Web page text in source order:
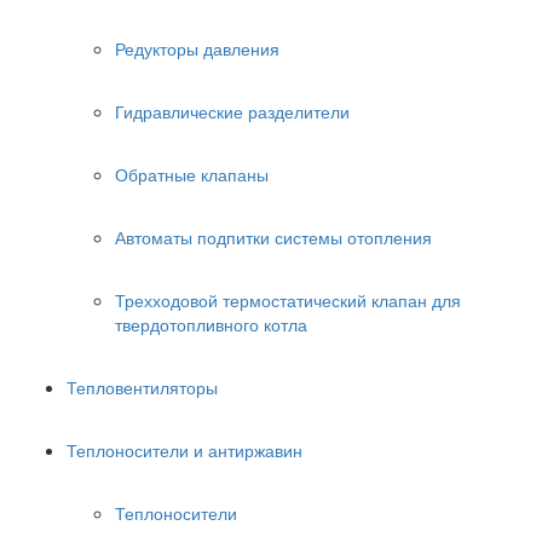
Редукторы давления
Гидравлические разделители
Обратные клапаны
Автоматы подпитки системы отопления
Трехходовой термостатический клапан для
твердотопливного котла
Тепловентиляторы
Теплоносители и антиржавин
Теплоносители